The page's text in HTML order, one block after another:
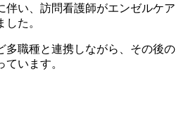
伴い、訪問看護師がエンゼルケア
た。
多職種と連携しながら、その後の
います。